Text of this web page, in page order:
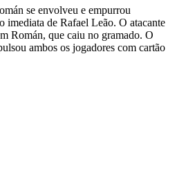
se envolveu e empurrou
imediata de Rafael Leão. O atacante
Román, que caiu no gramado. O
ambos os jogadores com cartão